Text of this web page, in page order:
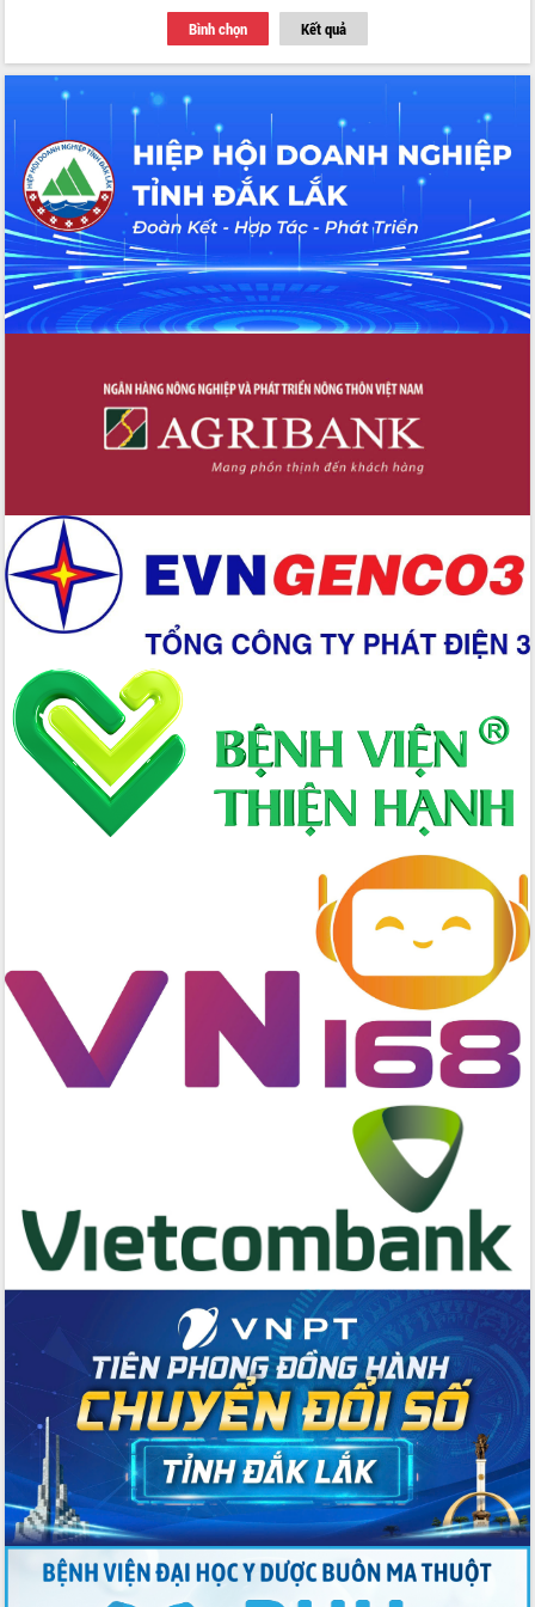
Tập huấn ứng dụng trí tuệ nhân tạo (AI)
trong thương mại điện tử năm 2026
Đoàn đại biểu Quốc hội tỉnh Đắk Lắk
trao đổi thông tin trước Kỳ họp thứ
nhất, Quốc hội khóa XVI
Quyết liệt cải cách hành chính, khơi
thông nguồn lực phát triển
Nâng cao hiệu lực, hiệu quả HĐND
tỉnh thông qua hiện đại hóa hành chính
Xã Ea Phê gắn cải cách hành chính với
chuyển đổi số
Phó Chủ tịch Thường trực UBND tỉnh
Hồ Thị Nguyên Thảo làm việc tại Trung
Xây dựng nền hành chính số đồng
hành cùng nông dân dân, doanh nghiệp
Giai đoạn 2026-2030, Đắk Lắk phấn
mới
Chuyển đổi số 'mở đường' cho nông
nghiệp Đắk Lắk tăng trưởng bứt phá
Triển khai đồng bộ đo đạc, lập hồ sơ
địa chính, hoàn thiện cơ sở dữ liệu đất
Ứng dụng sinh trắc học - Bước tiến
trong hành trình chuyển đổi số tại Đắk
Lắk
Đắk Lắk nâng cao hiệu quả công tác
Đảng từ Sổ tay đảng viên điện tử
Đắk Lắk đẩy mạnh nuôi biển công
nghệ, hướng tới phát triển thủy sản
Quyền của người tiêu dùng Việt Nam
2026
Đẩy mạnh cải cách hành chính, quyết
tâm đạt được mục tiêu tăng trưởng
hai con số trong năm 2026
Nhân dân tỉnh
Bệnh án điện tử thúc đẩy chuyển đổi
số y tế tại Đắk Lắk
không gian tri thức trong thời đại số
Đánh giá, rút kinh nghiệm công tác tổ
chức diễn tập trước ngày bầu cử
Chương trình “Gặp gỡ hữu nghị –
Friendship Meeting New Year 2026”
Bầu cử Quốc hội và HĐND: Cử tri Đắk
Lắk gửi gắm niềm tin, kỳ vọng vào lá
phiếu
Đắk Lắk sẵn sàng các điều kiện cho
Ngày hội bầu cử đại biểu Quốc hội
khóa XVI và HĐND các cấp nhiệm kỳ
Bình chọn Kết quả